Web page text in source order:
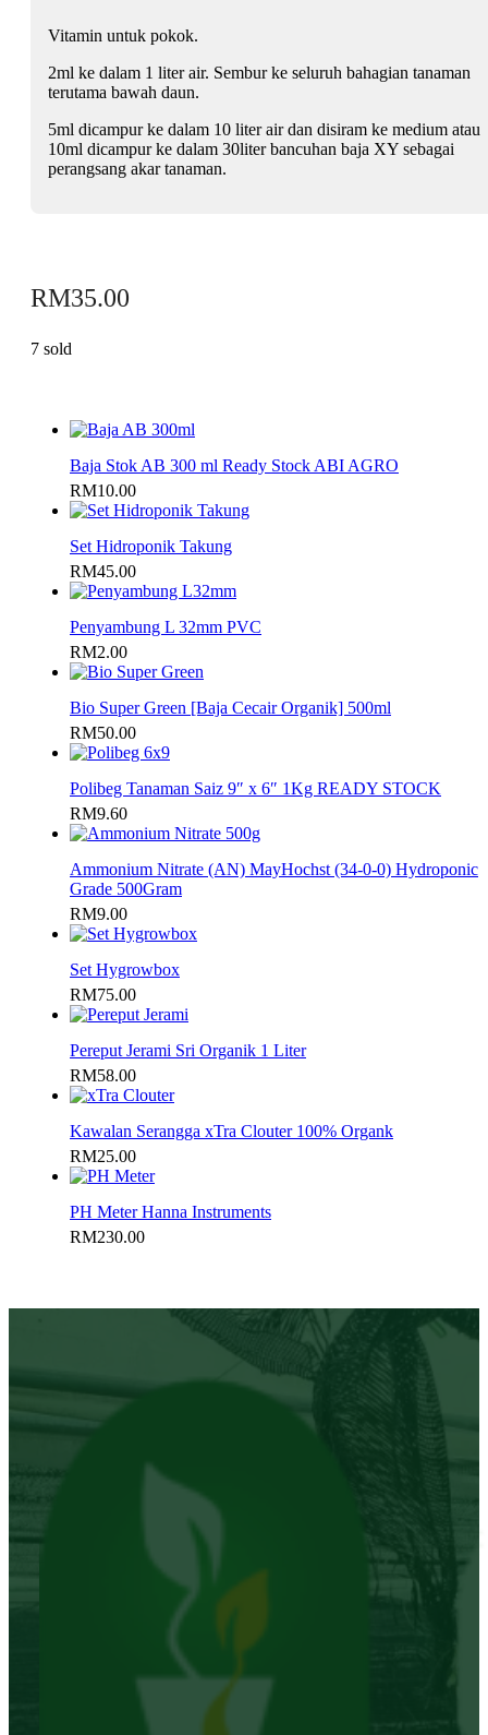
Vitamin untuk pokok.
2ml ke dalam 1 liter air. Sembur ke seluruh bahagian tanaman
terutama bawah daun.
5ml dicampur ke dalam 10 liter air dan disiram ke medium atau
10ml dicampur ke dalam 30liter bancuhan baja XY sebagai
perangsang akar tanaman.
RM35.00
7 sold
Baja Stok AB 300 ml Ready Stock ABI AGRO
RM10.00
Set Hidroponik Takung
RM45.00
Penyambung L 32mm PVC
RM2.00
Bio Super Green [Baja Cecair Organik] 500ml
RM50.00
Polibeg Tanaman Saiz 9″ x 6″ 1Kg READY STOCK
RM9.60
Ammonium Nitrate (AN) MayHochst (34-0-0) Hydroponic
Grade 500Gram
RM9.00
Set Hygrowbox
RM75.00
Pereput Jerami Sri Organik 1 Liter
RM58.00
Kawalan Serangga xTra Clouter 100% Organk
RM25.00
PH Meter Hanna Instruments
RM230.00